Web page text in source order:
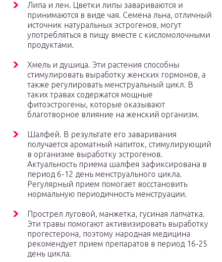
Липа и лен. Цветки липы завариваются и
принимаются в виде чая. Семена льна, отличный
источник натуральных эстрогенов, могут
употребляться в пищу вместе с кисломолочными
продуктами.
Хмель и душица. Эти растения способны
стимулировать выработку женских гормонов, а
также регулировать менструальный цикл. В
таких травах содержатся мощные
фитоэстрогены, которые оказывают
благотворное влияние на женский организм.
Шалфей. В результате его заваривания
получается ароматный напиток, стимулирующий
в организме выработку эстрогенов.
Актуальность приема шалфея зафиксирована в
период 6-12 день менструального цикла.
Регулярный прием помогает восстановить
нормальную периодичность менструации.
Прострел луговой, манжетка, гусиная лапчатка.
Эти травы помогают активизировать выработку
прогестерона, поэтому народная медицина
рекомендует прием препаратов в период 16-25
день цикла.